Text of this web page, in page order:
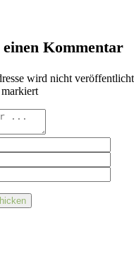
Kommentar
wird nicht
markiert